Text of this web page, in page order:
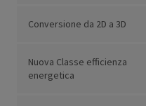
Conversione da 2D a 3D
Nuova Classe efficienza
energetica